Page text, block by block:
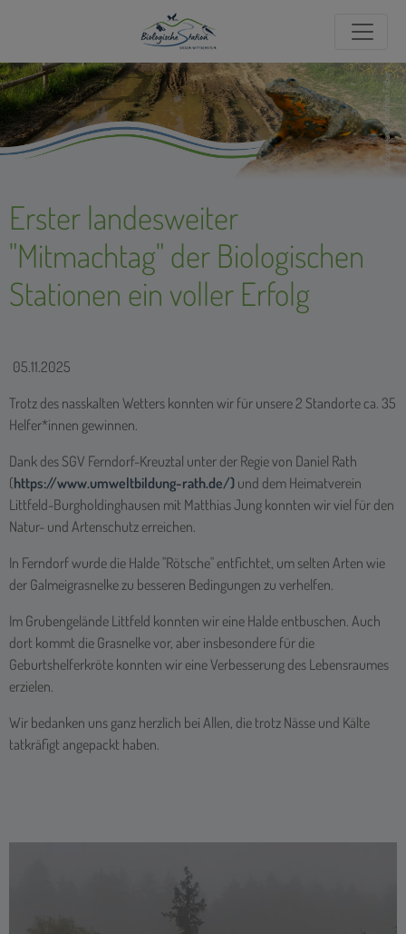
Foto: igreen/Jonathan Fieber
Erster landesweiter
"Mitmachtag" der Biologischen
Stationen ein voller Erfolg
05.11.2025
Trotz des nasskalten Wetters konnten wir für unsere 2 Standorte ca. 35
Helfer*innen gewinnen.
Dank des SGV Ferndorf-Kreuztal unter der Regie von Daniel Rath
(https://www.umweltbildung-rath.de/) und dem Heimatverein
Littfeld-Burgholdinghausen mit Matthias Jung konnten wir viel für den
Natur- und Artenschutz erreichen.
In Ferndorf wurde die Halde "Rötsche" entfichtet, um selten Arten wie
der Galmeigrasnelke zu besseren Bedingungen zu verhelfen.
Im Grubengelände Littfeld konnten wir eine Halde entbuschen. Auch
dort kommt die Grasnelke vor, aber insbesondere für die
Geburtshelferkröte konnten wir eine Verbesserung des Lebensraumes
erzielen.
Wir bedanken uns ganz herzlich bei Allen, die trotz Nässe und Kälte
tatkräfigt angepackt haben.